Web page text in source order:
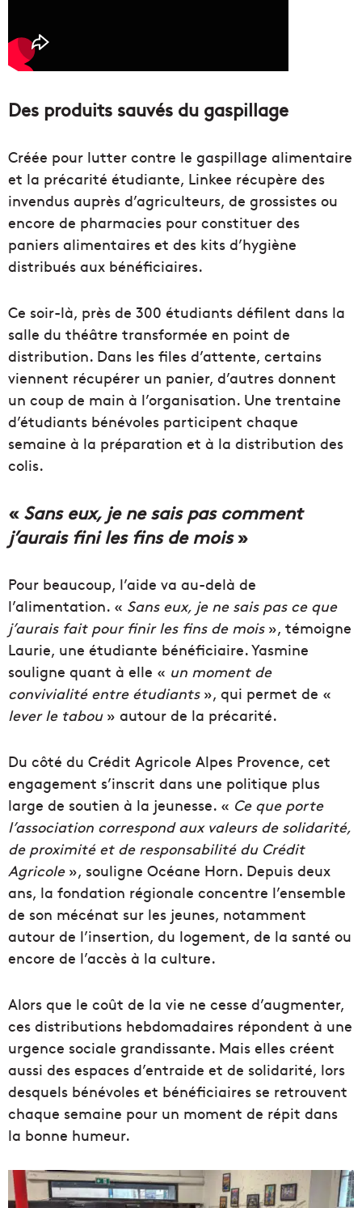
Des produits sauvés du gaspillage
Créée pour lutter contre le gaspillage alimentaire
et la précarité étudiante, Linkee récupère des
invendus auprès d’agriculteurs, de grossistes ou
encore de pharmacies pour constituer des
paniers alimentaires et des kits d’hygiène
distribués aux bénéficiaires.
Ce soir-là, près de 300 étudiants défilent dans la
salle du théâtre transformée en point de
distribution. Dans les files d’attente, certains
viennent récupérer un panier, d’autres donnent
un coup de main à l’organisation. Une trentaine
d’étudiants bénévoles participent chaque
semaine à la préparation et à la distribution des
colis.
« Sans eux, je ne sais pas comment
j’aurais fini les fins de mois»
Pour beaucoup, l’aide va au-delà de
l’alimentation. « Sans eux, je ne sais pas ce que
j’aurais fait pour finir les fins de mois», témoigne
Laurie, une étudiante bénéficiaire. Yasmine
souligne quant à elle « un moment de
convivialité entre étudiants», qui permet de «
lever le tabou» autour de la précarité.
Du côté du Crédit Agricole Alpes Provence, cet
engagement s’inscrit dans une politique plus
large de soutien à la jeunesse. « Ce que porte
l’association correspond aux valeurs de solidarité,
de proximité et de responsabilité du Crédit
Agricole», souligne Océane Horn. Depuis deux
ans, la fondation régionale concentre l’ensemble
de son mécénat sur les jeunes, notamment
autour de l’insertion, du logement, de la santé ou
encore de l’accès à la culture.
Alors que le coût de la vie ne cesse d’augmenter,
ces distributions hebdomadaires répondent à une
urgence sociale grandissante. Mais elles créent
aussi des espaces d’entraide et de solidarité, lors
desquels bénévoles et bénéficiaires se retrouvent
chaque semaine pour un moment de répit dans
la bonne humeur.